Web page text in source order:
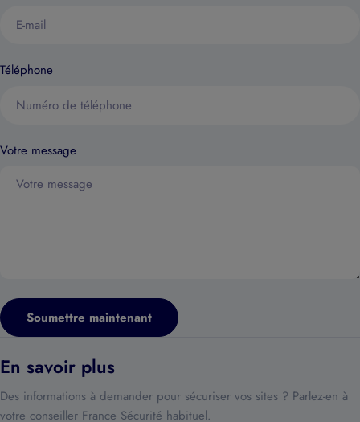
Téléphone
Votre message
Soumettre maintenant
En savoir plus
Des informations à demander pour sécuriser vos sites ? Parlez-en à
votre conseiller France Sécurité habituel.